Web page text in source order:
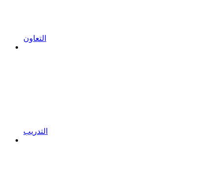
التعاون
التدريب